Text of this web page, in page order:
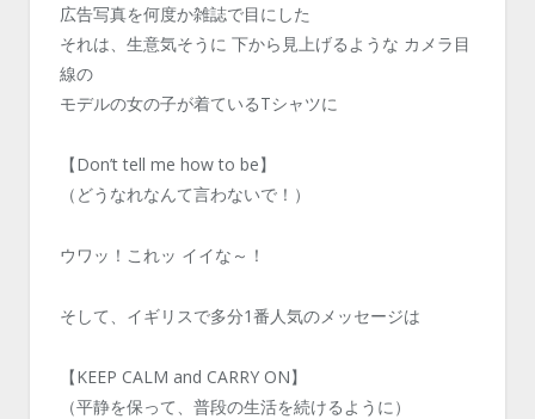
広告写真を何度か雑誌で目にした
それは、生意気そうに 下から見上げるような カメラ目
線の
モデルの女の子が着ているTシャツに
【Don’t tell me how to be】
（どうなれなんて言わないで！）
ウワッ！これッ イイな～！
そして、イギリスで多分1番人気のメッセージは
【KEEP CALM and CARRY ON】
（平静を保って、普段の生活を続けるように）